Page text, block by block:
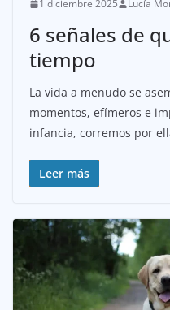
1 diciembre 2025 Lucía
6 señales de
tiempo
La vida a menudo se
momentos, efímeros e
infancia, corremos por
Leer más